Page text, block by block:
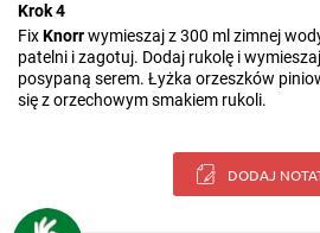
Krok 4
FixKnorrwymieszaj z 300 ml zimnej
patelni i zagotuj. Dodaj rukolę i
posypaną serem. Łyżka orzeszków
się z orzechowym smakiem rukoli.
DODAJ